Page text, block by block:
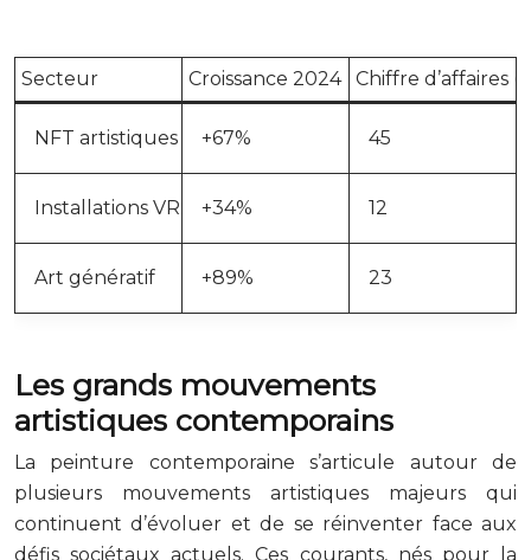
Secteur Croissance 2024 Chiffre d’affaires
NFT artistiques +67% 45
Installations VR +34% 12
Art génératif +89% 23
Les grands mouvements
artistiques contemporains
La peinture contemporaine s’articule autour de
plusieurs mouvements artistiques majeurs qui
continuent d’évoluer et de se réinventer face aux
défis sociétaux actuels. Ces courants, nés pour la